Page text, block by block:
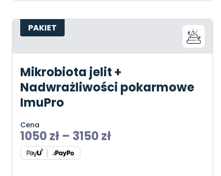
PAKIET
Mikrobiota jelit +
Nadwrażliwości pokarmowe
ImuPro
Cena
1050 zł – 3150 zł